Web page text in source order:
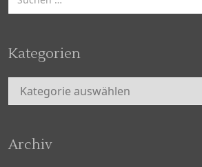
nach:
Kategorien
Kategorien
Archiv